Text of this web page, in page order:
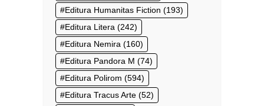
Editura Humanitas Fiction (193)
Editura Litera (242)
Editura Nemira (160)
Editura Pandora M (74)
Editura Polirom (594)
Editura Tracus Arte (52)